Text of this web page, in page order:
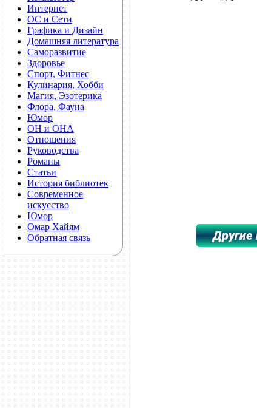
Интернет
ОС и Сети
Графика и Дизайн
Домашняя литература
Саморазвитие
Здоровье
Спорт, Фитнес
Кулинария, Хобби
Магия, Эзотерика
Флора, Фауна
Юмор
ОН и ОНА
Отношения
Руководства
Романы
Статьи
История библиотек
Современное
искусство
Юмор
Омар Хайям
Обратная связь